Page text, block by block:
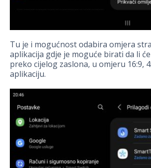
Tu je i mogućnost odabira omjera
aplikacija gdje je moguće birati da li
preko cijelog zaslona, u omjeru 16:9,
aplikaciju.